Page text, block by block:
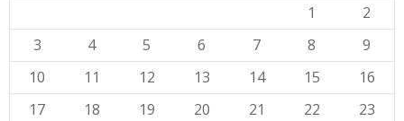
1
2
3
4 5 6 7 8
9
10
11 12 13 14 15
16
17
18 19 20 21 22
23